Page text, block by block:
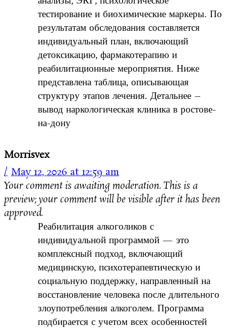
тестирование и биохимические маркеры. По
результатам обследования составляется
индивидуальный план, включающий
детоксикацию, фармакотерапию и
реабилитационные мероприятия. Ниже
представлена таблица, описывающая
структуру этапов лечения. Детальнее –
вывод наркологическая клиника в ростове-
на-дону
Morrisvex
May 12, 2026 at 12:59 am
Your comment is awaiting moderation. This is a
preview; your comment will be visible after it has been
approved.
Реабилитация алкоголиков с
индивидуальной программой — это
комплексный подход, включающий
медицинскую, психотерапевтическую и
социальную поддержку, направленный на
восстановление человека после длительного
злоупотребления алкоголем. Программа
подбирается с учетом всех особенностей